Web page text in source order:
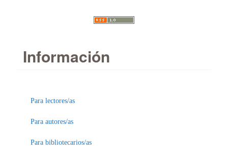
Información
Para lectores/as
Para autores/as
Para bibliotecarios/as